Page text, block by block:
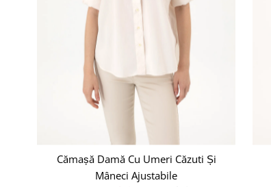
Cămașă Damă Cu Umeri Căzuti Și
Mâneci Ajustabile